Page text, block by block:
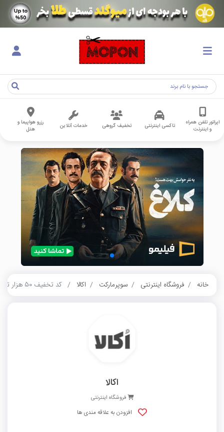
اپراتور تلفن همراه
و اینترنت
تاکسی اینترنتی تخفیف گروهی خدمات آنلاین
رزرو هواپیما و
هتل
خانه فروشگاه اینترنتی سوپرمارکت اکالا کد تخفیف 50 هزار تومانی دومین خرید افق کوروش اکالا
اکالا
فروشگاه اینترنتی
افزودن به علاقه مندی ها